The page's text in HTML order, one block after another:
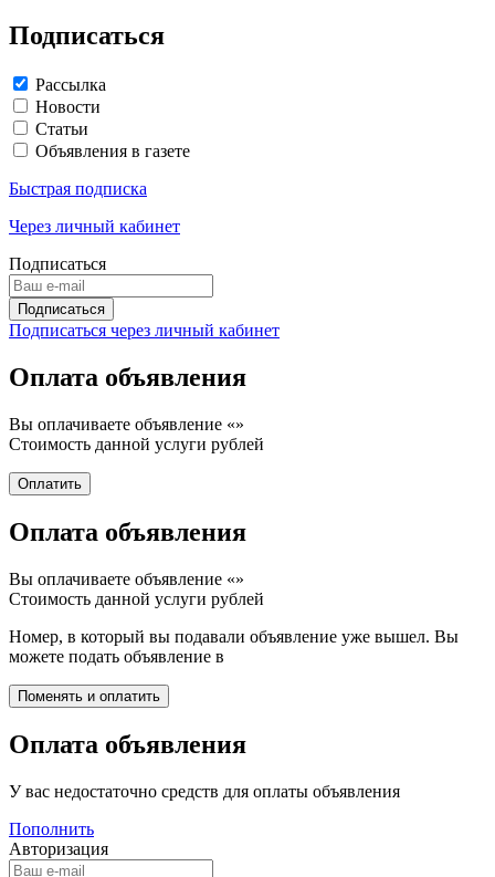
Подписаться
Рассылка
Новости
Статьи
Объявления в газете
Быстрая подписка
Через личный кабинет
Подписаться
Подписаться через личный кабинет
Оплата объявления
Вы оплачиваете объявление «»
Стоимость данной услуги рублей
Оплата объявления
Вы оплачиваете объявление «»
Стоимость данной услуги рублей
Номер, в который вы подавали объявление уже вышел. Вы
можете подать объявление в
Оплата объявления
У вас недостаточно средств для оплаты объявления
Пополнить
Авторизация